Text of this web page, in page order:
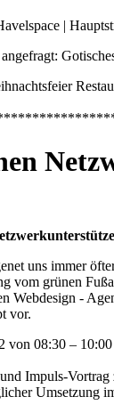
|
uns immer
vom grünen
Webdesign -
vor.
von 08:30 –
Impuls-
Umsetzung